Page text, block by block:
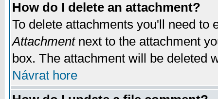
How do I delete an attachment?
To delete attachments you'll need
Attachmentnext to the attachment
box. The attachment will be deleted
Návrat hore